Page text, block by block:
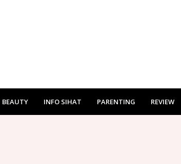
BEAUTY INFO SIHAT PARENTING REVIEW